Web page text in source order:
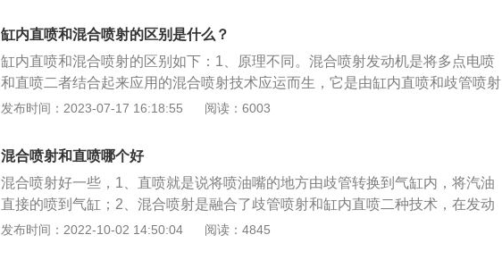
刻将燃油喷射到气缸内的燃烧室，发动机可以自动调节气门开启的时间，与此同
时可以调节进到气缸的空气量。
技术，而混合喷射结合了歧管喷射和缸内直喷的优点，低负荷工况时，歧管喷油
嘴在气缸进气行程时喷油，混合气进入气缸，再配合压缩行程时气缸内喷油嘴喷
油，从而实现分层燃烧，高负荷工况时，只在压缩行程进行缸内直喷，从而提高
发动机的工作效率，还避免了缸内直喷在低负荷工况下因氧气过量导致的排放问
题。3、成本不同。混合喷射发动机由于集成了缸内直喷和歧管喷射两套系统，
缸内直喷和混合喷射的区别是什么？
缸内直喷和混合喷射的区别如下：1、原理不同。混合喷射发动机是将多点电喷
和直喷二者结合起来应用的混合喷射技术应运而生，它是由缸内直喷和歧管喷射
组合而成的供油系统。缸内直喷技术是近几年发展起来发动机新技术，它是将喷
气，进行平顺高效地燃烧。2、优点不同。混合喷射发动机可以提高的工作效
率，还避免了直喷发动机在低负荷工况下因氧气过量而导致的排放问题。缸内直
喷技术在燃烧的时候，空气层会隔绝掉热，能够减少热量向汽缸壁的传递，从而
减少了热量的损失，从而提升发动机的热效率。3、作用不同。混合喷射方式的
作用意在结合歧管喷射和缸内直喷技术的优点，以解决传统缸内直喷技术存在的
发布时间：2023-07-17 16:18:55 阅读：6003
混合喷射和直喷哪个好
混合喷射好一些，1、直喷就是说将喷油嘴的地方由歧管转换到气缸内，将汽油
直接的喷到气缸；2、混合喷射是融合了歧管喷射和缸内直喷二种技术，在发动
机处在低速档运转的时候会运用歧管喷射，而发动机高速旋转时就选用缸内直
发布时间：2022-10-02 14:50:04 阅读：4845